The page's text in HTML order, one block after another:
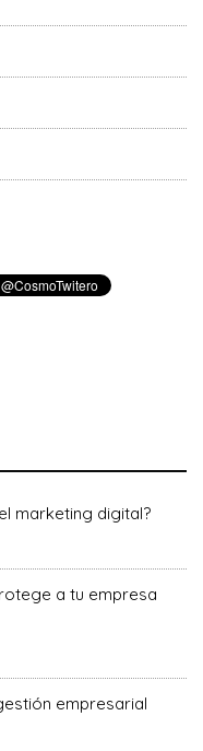
marketing digital?
a tu empresa
empresarial